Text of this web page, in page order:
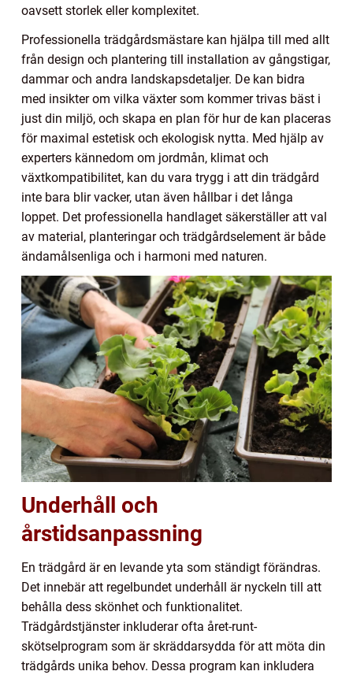
oavsett storlek eller komplexitet.
Professionella trädgårdsmästare kan hjälpa till med allt
från design och plantering till installation av gångstigar,
dammar och andra landskapsdetaljer. De kan bidra
med insikter om vilka växter som kommer trivas bäst i
just din miljö, och skapa en plan för hur de kan placeras
för maximal estetisk och ekologisk nytta. Med hjälp av
experters kännedom om jordmån, klimat och
växtkompatibilitet, kan du vara trygg i att din trädgård
inte bara blir vacker, utan även hållbar i det långa
loppet. Det professionella handlaget säkerställer att val
av material, planteringar och trädgårdselement är både
ändamålsenliga och i harmoni med naturen.
Underhåll och
årstidsanpassning
En trädgård är en levande yta som ständigt förändras.
Det innebär att regelbundet underhåll är nyckeln till att
behålla dess skönhet och funktionalitet.
Trädgårdstjänster inkluderar ofta året-runt-
skötselprogram som är skräddarsydda för att möta din
trädgårds unika behov. Dessa program kan inkludera